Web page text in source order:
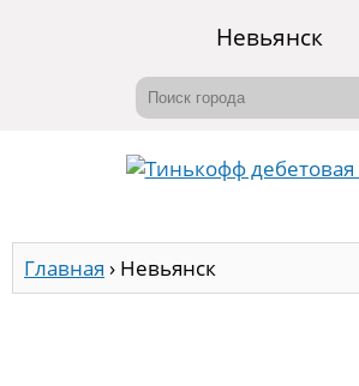
Невьянск
Главная › Невьянск